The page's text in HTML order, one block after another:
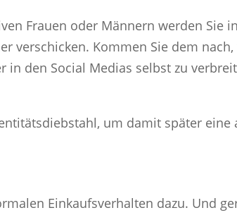
Frauen oder Männern werden Sie
verschicken. Kommen Sie dem
in den Social Medias selbst zu
um damit später eine
Einkaufsverhalten dazu. Und